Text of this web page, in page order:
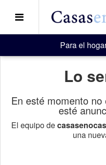
Para el
Lo
En esté momento
esté
El equipo de
una